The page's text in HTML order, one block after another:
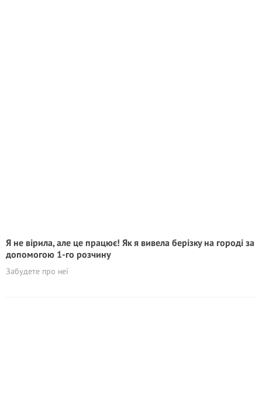
Я не вірила, але це працює! Як я вивела берізку на городі за
допомогою 1-го розчину
Забудете про неї